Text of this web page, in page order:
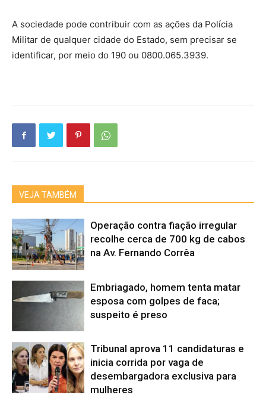
A sociedade pode contribuir com as ações da Polícia
Militar de qualquer cidade do Estado, sem precisar se
identificar, por meio do 190 ou 0800.065.3939.
VEJA TAMBÉM
Operação contra fiação irregular
recolhe cerca de 700 kg de cabos
na Av. Fernando Corrêa
Embriagado, homem tenta matar
esposa com golpes de faca;
suspeito é preso
Tribunal aprova 11 candidaturas e
inicia corrida por vaga de
desembargadora exclusiva para
mulheres